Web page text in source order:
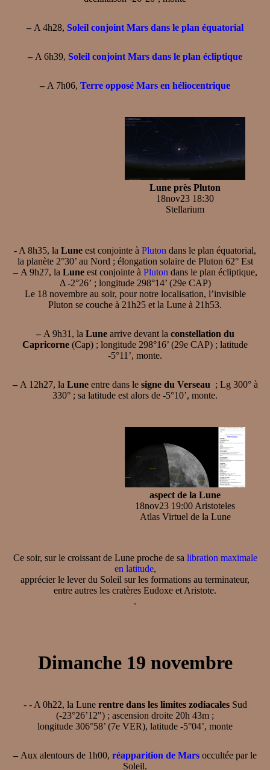
– A 4h28, Soleil conjoint Mars dans le plan équatorial
– A 6h39, Soleil conjoint Mars dans le plan écliptique
– A 7h06, Terre opposé Mars en héliocentrique
Lune près Pluton
18nov23 18:30
Stellarium
- A 8h35, la Lune est conjointe à Pluton dans le plan équatorial,
la planète 2°30’ au Nord ; élongation solaire de Pluton 62° Est
–A 9h27, la Luneest conjointe à Pluton dans le plan écliptique,
Δ -2°26’ ; longitude 298°14’ (29e CAP)
Le 18 novembre au soir, pour notre localisation, l’invisible
Pluton se couche à 21h25 et la Lune à 21h53.
–A 9h31, la Lunearrive devant la constellation du
Capricorne (Cap) ; longitude 298°16’ (29e CAP) ; latitude
-5°11’, monte.
–A 12h27, la Luneentre dans le signe du Verseau ; Lg 300° à
330° ; sa latitude est alors de -5°10’, monte.
aspect de la Lune
18nov23 19:00 Aristoteles
Atlas Virtuel de la Lune
Ce soir, sur le croissant de Lune proche de sa libration maximale
en latitude,
apprécier le lever du Soleil sur les formations au terminateur,
entre autres les cratères Eudoxe et Aristote.
.
Dimanche 19 novembre
- - A 0h22, la Lune rentre dans les limites zodiacalesSud
(-23°26’12") ; ascension droite 20h 43m ;
longitude 306°58’ (7e VER), latitude -5°04’, monte
– Aux alentours de 1h00, réapparition de Mars occultée par le
Soleil.